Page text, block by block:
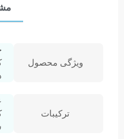
ویژگی محصول
ترکیبات